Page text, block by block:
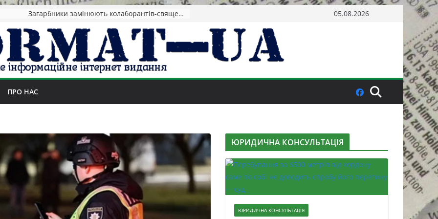
Загарбники замінюють колаборантів-священників в окупації: завозять представників духовенства з РФ 05.08.2026
ПРО НАС
ЮРИДИЧНА КОНСУЛЬТАЦІЯ
ЮРИДИЧНА КОНСУЛЬТАЦІЯ